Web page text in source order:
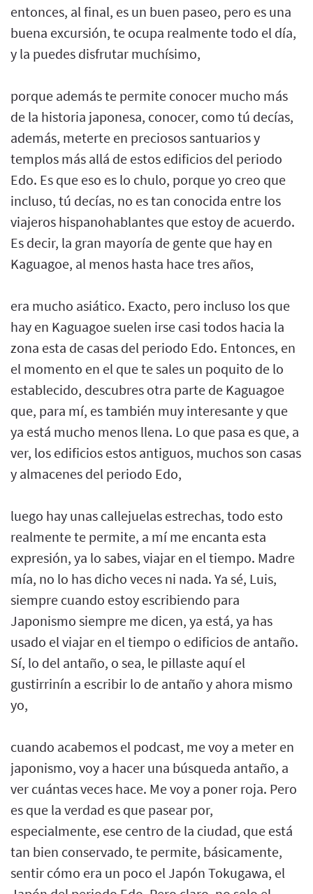
entonces, al final, es un buen paseo, pero es una
buena excursión, te ocupa realmente todo el día,
y la puedes disfrutar muchísimo,
porque además te permite conocer mucho más
de la historia japonesa, conocer, como tú decías,
además, meterte en preciosos santuarios y
templos más allá de estos edificios del periodo
Edo. Es que eso es lo chulo, porque yo creo que
incluso, tú decías, no es tan conocida entre los
viajeros hispanohablantes que estoy de acuerdo.
Es decir, la gran mayoría de gente que hay en
Kaguagoe, al menos hasta hace tres años,
era mucho asiático. Exacto, pero incluso los que
hay en Kaguagoe suelen irse casi todos hacia la
zona esta de casas del periodo Edo. Entonces, en
el momento en el que te sales un poquito de lo
establecido, descubres otra parte de Kaguagoe
que, para mí, es también muy interesante y que
ya está mucho menos llena. Lo que pasa es que, a
ver, los edificios estos antiguos, muchos son casas
y almacenes del periodo Edo,
luego hay unas callejuelas estrechas, todo esto
realmente te permite, a mí me encanta esta
expresión, ya lo sabes, viajar en el tiempo. Madre
mía, no lo has dicho veces ni nada. Ya sé, Luis,
siempre cuando estoy escribiendo para
Japonismo siempre me dicen, ya está, ya has
usado el viajar en el tiempo o edificios de antaño.
Sí, lo del antaño, o sea, le pillaste aquí el
gustirrinín a escribir lo de antaño y ahora mismo
yo,
cuando acabemos el podcast, me voy a meter en
japonismo, voy a hacer una búsqueda antaño, a
ver cuántas veces hace. Me voy a poner roja. Pero
es que la verdad es que pasear por,
especialmente, ese centro de la ciudad, que está
tan bien conservado, te permite, básicamente,
sentir cómo era un poco el Japón Tokugawa, el